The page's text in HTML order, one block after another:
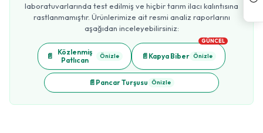
laboratuvarlarında test edilmiş ve hiçbir tarım ilacı kalıntısına
rastlanmamıştır. Ürünlerimize ait resmi analiz raporlarını
aşağıdan inceleyebilirsiniz:
📄
Közlenmiş
Patlıcan
Önizle 📄 Kapya Biber
GÜNCEL
Önizle
📄 Pancar Turşusu Önizle